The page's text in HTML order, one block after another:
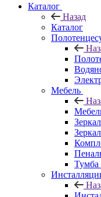
Каталог
Назад
Каталог
Мебель
Тумба